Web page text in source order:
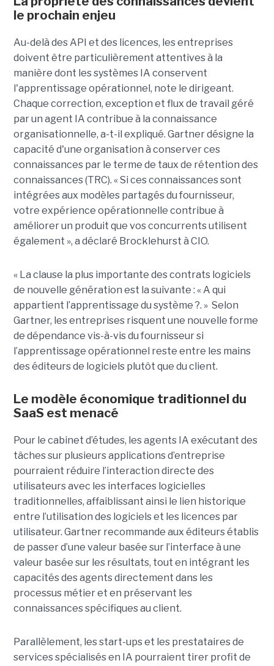
le prochain enjeu
Au-delà des API et des licences, les entreprises
doivent être particulièrement attentives à la
manière dont les systèmes IA conservent
l'apprentissage opérationnel, note le dirigeant.
Chaque correction, exception et flux de travail géré
par un agent IA contribue à la connaissance
organisationnelle, a-t-il expliqué. Gartner désigne la
capacité d'une organisation à conserver ces
connaissances par le terme de taux de rétention des
connaissances (TRC). « Si ces connaissances sont
intégrées aux modèles partagés du fournisseur,
votre expérience opérationnelle contribue à
améliorer un produit que vos concurrents utilisent
également », a déclaré Brocklehurst à CIO.
« La clause la plus importante des contrats logiciels
de nouvelle génération est la suivante : « A qui
appartient l’apprentissage du système ?. » Selon
Gartner, les entreprises risquent une nouvelle forme
de dépendance vis-à-vis du fournisseur si
l’apprentissage opérationnel reste entre les mains
des éditeurs de logiciels plutôt que du client.
Le modèle économique traditionnel du
SaaS est menacé
Pour le cabinet d’études, les agents IA exécutant des
tâches sur plusieurs applications d’entreprise
pourraient réduire l’interaction directe des
utilisateurs avec les interfaces logicielles
traditionnelles, affaiblissant ainsi le lien historique
entre l’utilisation des logiciels et les licences par
utilisateur. Gartner recommande aux éditeurs établis
de passer d’une valeur basée sur l’interface à une
valeur basée sur les résultats, tout en intégrant les
capacités des agents directement dans les
processus métier et en préservant les
connaissances spécifiques au client.
Parallèlement, les start-ups et les prestataires de
services spécialisés en IA pourraient tirer profit de